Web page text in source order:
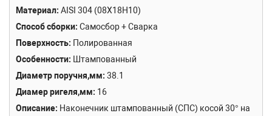
Материал AISI 304 (08Х18Н10)
Способ сборки Самосбор + Сварка
Поверхность Полированная
Особенности
Штампованный
Диаметр поручня,мм 38.1
Диамер ригеля,мм 16
Описание Наконечник штампованный (СПС) косой 30° на